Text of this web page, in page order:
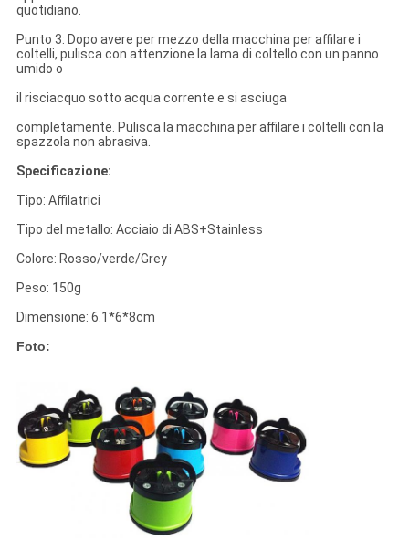
quotidiano.
Punto 3: Dopo avere per mezzo della macchina per affilare i
coltelli, pulisca con attenzione la lama di coltello con un panno
umido o
il risciacquo sotto acqua corrente e si asciuga
completamente. Pulisca la macchina per affilare i coltelli con la
spazzola non abrasiva.
Specificazione:
Tipo: Affilatrici
Tipo del metallo: Acciaio di ABS+Stainless
Colore: Rosso/verde/Grey
Peso: 150g
Dimensione: 6.1*6*8cm
Foto: